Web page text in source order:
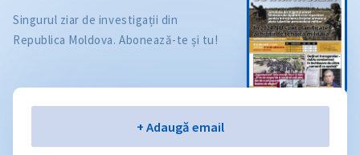
Singurul ziar de investigații din
Republica Moldova. Abonează-te și tu!
+ Adaugă email